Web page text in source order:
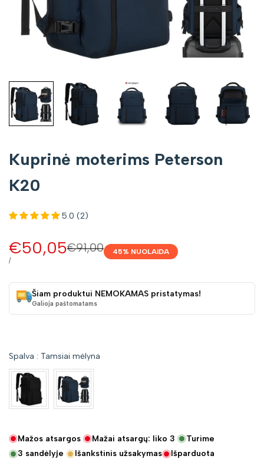
Kuprinė moterims Peterson
K20
5.0 (2)
Įprasta
€91,00
Pardavimo
kaina
€50,05
VIENETO
/
45% NUOLAIDA
Šiam produktui NEMOKAMAS pristatymas!
Galioja paštomatams
Spalva : Tamsiai mėlyna
Mažos atsargos Mažai atsargų: liko 3
Turime
3 sandėlyje Išankstinis užsakymas Išparduota